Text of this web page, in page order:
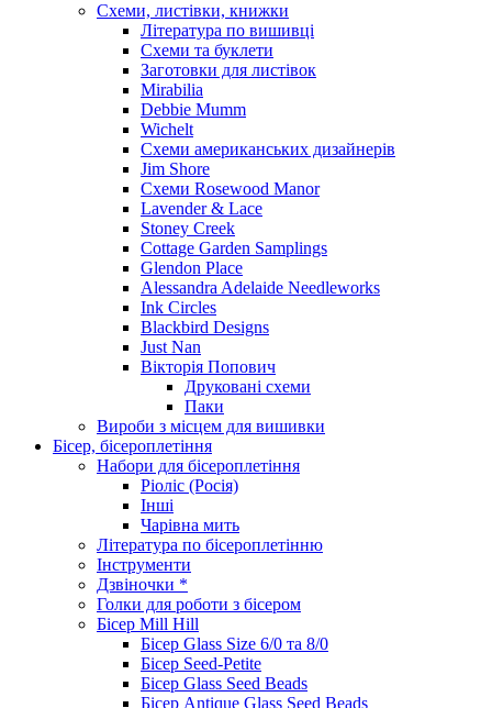
Схеми, листівки, книжки
Література по вишивці
Схеми та буклети
Заготовки для листівок
Mirabilia
Debbie Mumm
Wichelt
Схеми американських дизайнерів
Jim Shore
Cхеми Rosewood Manor
Lavender & Lace
Stoney Creek
Cottage Garden Samplings
Glendon Place
Alessandra Adelaide Needleworks
Ink Circles
Blackbird Designs
Just Nan
Вікторія Попович
Друковані схеми
Паки
Вироби з місцем для вишивки
Бісер, бісероплетіння
Набори для бісероплетіння
Ріоліс (Росія)
Інші
Чарівна мить
Література по бісероплетінню
Інструменти
Дзвіночки *
Голки для роботи з бісером
Бісер Mill Hill
Бісер Glass Size 6/0 та 8/0
Бісер Seed-Petite
Бісер Glass Seed Beads
Бісер Antique Glass Seed Beads